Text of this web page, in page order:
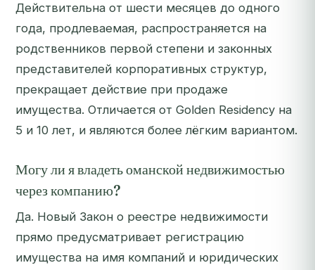
Действительна от шести месяцев до одного
года, продлеваемая, распространяется на
родственников первой степени и законных
представителей корпоративных структур,
прекращает действие при продаже
имущества. Отличается от Golden Residency на
5 и 10 лет, и являются более лёгким вариантом.
Могу ли я владеть оманской недвижимостью
через компанию?
Да. Новый Закон о реестре недвижимости
прямо предусматривает регистрацию
имущества на имя компаний и юридических